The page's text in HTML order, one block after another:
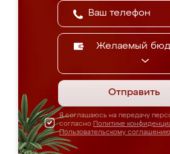
Желаемый
Отправить
Я соглашаюсь на передачу
согласно Политике
Пользовательскому соглашению